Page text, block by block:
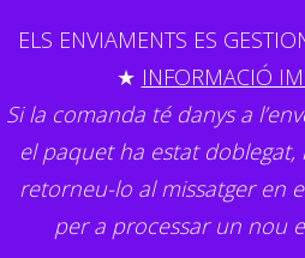
ELS ENVIAMENTS ES
★ INFORMACIÓ
Si la comanda té danys a
el paquet ha estat doblegat,
retorneu-lo al missatger en
per a processar un nou